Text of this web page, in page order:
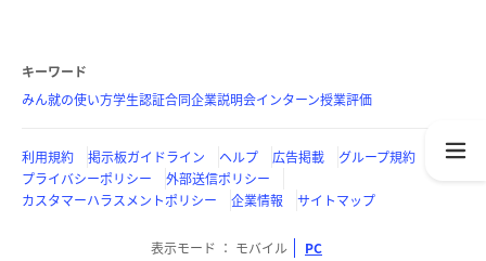
キーワード
みん就の使い方学生認証合同企業説明会インターン授業評価
利用規約 掲示板ガイドライン ヘルプ 広告掲載
グループ規約
プライバシーポリシー
外部送信ポリシー
カスタマーハラスメントポリシー
企業情報 サイトマップ
表示モード モバイル PC